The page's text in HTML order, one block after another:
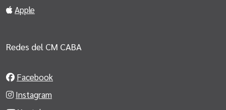
Apple
Redes del CM CABA
Facebook
Instagram